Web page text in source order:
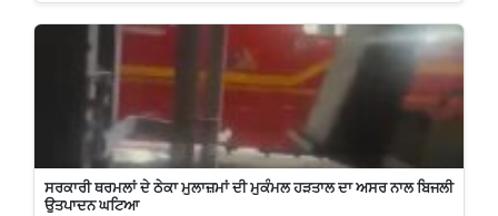
ਸਰਕਾਰੀ ਥਰਮਲਾਂ ਦੇ ਠੇਕਾ ਮੁਲਾਜ਼ਮਾਂ ਦੀ ਮੁਕੰਮਲ ਹੜਤਾਲ ਦਾ ਅਸਰ ਨਾਲ ਬਿਜਲੀ
ਉਤਪਾਦਨ ਘਟਿਆ